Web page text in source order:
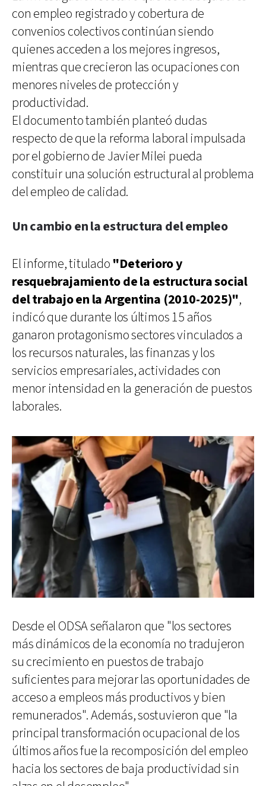
con empleo registrado y cobertura de
convenios colectivos continúan siendo
quienes acceden a los mejores ingresos,
mientras que crecieron las ocupaciones con
menores niveles de protección y
productividad.
El documento también planteó dudas
respecto de que la reforma laboral impulsada
por el gobierno de Javier Milei pueda
constituir una solución estructural al problema
del empleo de calidad.
Un cambio en la estructura del empleo
El informe, titulado "Deterioro y
resquebrajamiento de la estructura social
del trabajo en la Argentina (2010-2025)",
indicó que durante los últimos 15 años
ganaron protagonismo sectores vinculados a
los recursos naturales, las finanzas y los
servicios empresariales, actividades con
menor intensidad en la generación de puestos
laborales.
Desde el ODSA señalaron que "los sectores
más dinámicos de la economía no tradujeron
su crecimiento en puestos de trabajo
suficientes para mejorar las oportunidades de
acceso a empleos más productivos y bien
remunerados". Además, sostuvieron que "la
principal transformación ocupacional de los
últimos años fue la recomposición del empleo
hacia los sectores de baja productividad sin